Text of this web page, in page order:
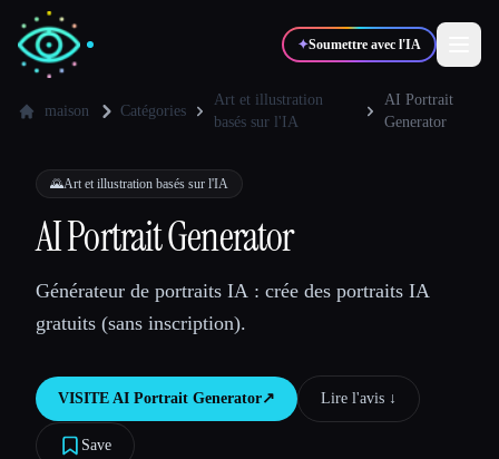
✦Soumettre avec l'IA
💻 Développeurs 📈
🎓Étudiants
Blog
maison Catégories
Art et illustration
basés sur l'IA
AI Portrait
Generator
🌄Art et illustration basés sur l'IA
AI Portrait Generator
Générateur de portraits IA : crée des portraits IA
gratuits (sans inscription).
VISITE AI Portrait Generator↗︎ Lire l'avis ↓︎
Save